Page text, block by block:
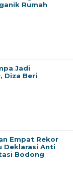
Rumah
Jadi
Diza Beri
Empat Rekor
Deklarasi Anti
Bodong